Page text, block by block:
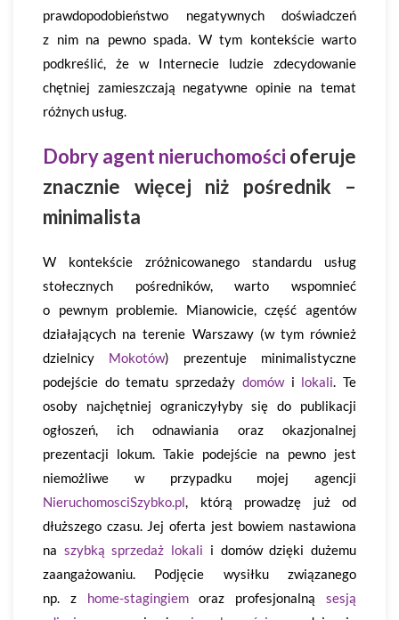
prawdopodobieństwo negatywnych doświadczeń
z nim na pewno spada. W tym kontekście warto
podkreślić, że w Internecie ludzie zdecydowanie
chętniej zamieszczają negatywne opinie na temat
różnych usług.
Dobry agent nieruchomości oferuje
znacznie więcej niż pośrednik –
minimalista
W kontekście zróżnicowanego standardu usług
stołecznych pośredników, warto wspomnieć
o pewnym problemie. Mianowicie, część agentów
działających na terenie Warszawy (w tym również
dzielnicy Mokotów) prezentuje minimalistyczne
podejście do tematu sprzedaży domówi lokali. Te
osoby najchętniej ograniczyłyby się do publikacji
ogłoszeń, ich odnawiania oraz okazjonalnej
prezentacji lokum. Takie podejście na pewno jest
niemożliwe w przypadku mojej agencji
NieruchomosciSzybko.pl, którą prowadzę już od
dłuższego czasu. Jej oferta jest bowiem nastawiona
na szybką sprzedaż lokali i domów dzięki dużemu
zaangażowaniu. Podjęcie wysiłku związanego
np. z home-stagingiemoraz profesjonalnąsesją